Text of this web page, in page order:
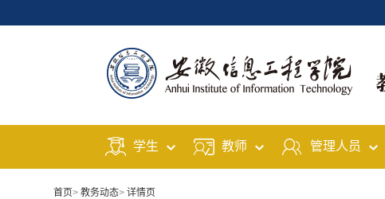
学生 教师 管理人员
首页> 教务动态> 详情页